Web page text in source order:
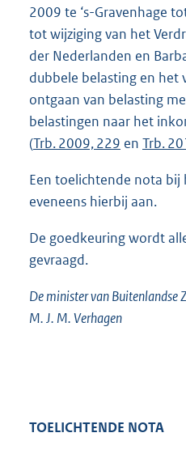
2009 te ‘s-Gravenhage
tot wijziging van het
der Nederlanden en
dubbele belasting en het
ontgaan van belasting
belastingen naar het
(Trb. 2009, 229 en Trb.
Een toelichtende nota
eveneens hierbij aan.
De goedkeuring wordt
gevraagd.
De minister van Buitenlandse
M. J. M. Verhagen
TOELICHTENDE NOTA